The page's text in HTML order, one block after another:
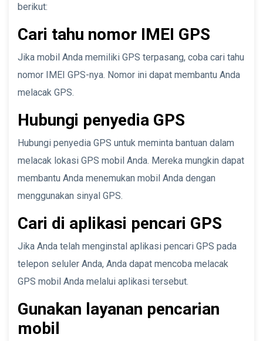
berikut:
Cari tahu nomor IMEI GPS
Jika mobil Anda memiliki GPS terpasang, coba cari tahu
nomor IMEI GPS-nya. Nomor ini dapat membantu Anda
melacak GPS.
Hubungi penyedia GPS
Hubungi penyedia GPS untuk meminta bantuan dalam
melacak lokasi GPS mobil Anda. Mereka mungkin dapat
membantu Anda menemukan mobil Anda dengan
menggunakan sinyal GPS.
Cari di aplikasi pencari GPS
Jika Anda telah menginstal aplikasi pencari GPS pada
telepon seluler Anda, Anda dapat mencoba melacak
GPS mobil Anda melalui aplikasi tersebut.
Gunakan layanan pencarian
mobil